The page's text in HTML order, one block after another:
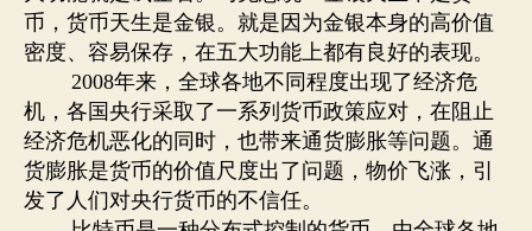
币，货币天生是金银。就是因为金银本身的高价值
密度、容易保存，在五大功能上都有良好的表现。
2008年来，全球各地不同程度出现了经济危
机，各国央行采取了一系列货币政策应对，在阻止
经济危机恶化的同时，也带来通货膨胀等问题。通
货膨胀是货币的价值尺度出了问题，物价飞涨，引
发了人们对央行货币的不信任。